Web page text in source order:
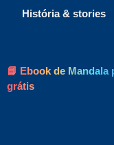
História & stories
📘 Ebook de Mandala
grátis